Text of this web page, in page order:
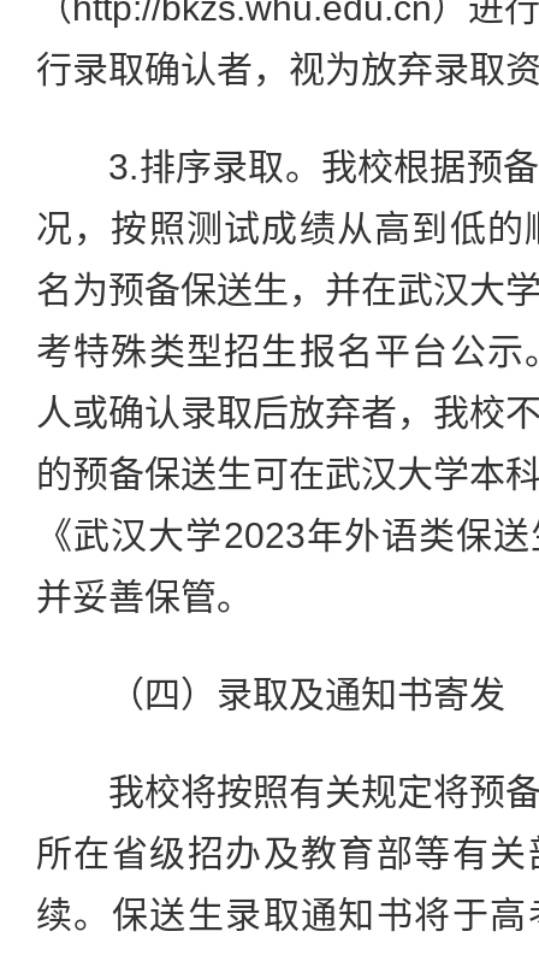
行录取确认者，视为放弃录取
3.排序录取。我校根据预备
况，按照测试成绩从高到低
名为预备保送生，并在武汉大
考特殊类型招生报名平台公
人或确认录取后放弃者，我校
的预备保送生可在武汉大学本
《武汉大学2023年外语类保
并妥善保管。
（四）录取及通知书寄发
我校将按照有关规定将预备
所在省级招办及教育部等有
续。保送生录取通知书将于